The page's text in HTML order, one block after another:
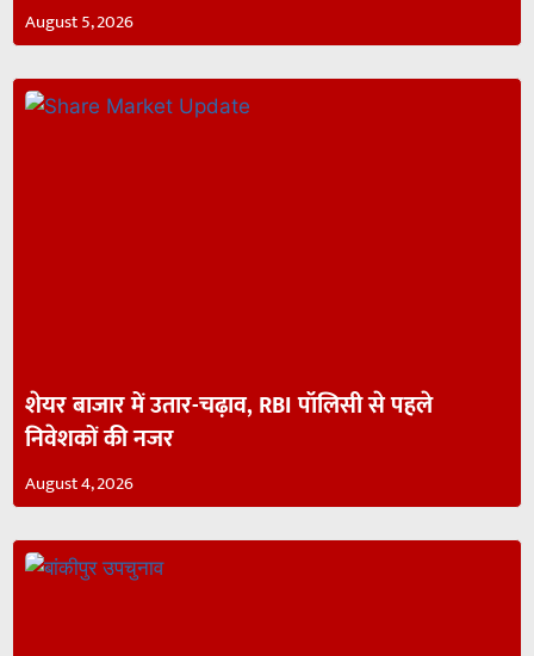
August 5, 2026
शेयर बाजार में उतार-चढ़ाव, RBI पॉलिसी से पहले
निवेशकों की नजर
August 4, 2026